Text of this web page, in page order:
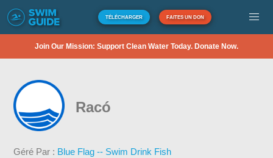
TÉLÉCHARGER FAITES UN DON
Join Our Mission: Support Clean Water Today. Donate Now.
Racó
Géré Par : Blue Flag -- Swim Drink Fish